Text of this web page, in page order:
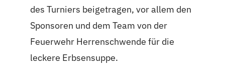
des Turniers beigetragen, vor allem den
Sponsoren und dem Team von der
Feuerwehr Herrenschwende für die
leckere Erbsensuppe.